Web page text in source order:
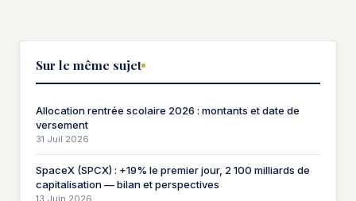
Sur le même sujet
Allocation rentrée scolaire 2026 : montants et date de
versement
31 Juil 2026
SpaceX (SPCX) : +19% le premier jour, 2 100 milliards de
capitalisation — bilan et perspectives
13 Juin 2026